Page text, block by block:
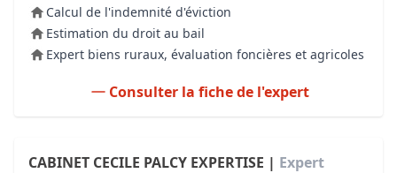
Calcul de l'indemnité d'éviction
Estimation du droit au bail
Expert biens ruraux, évaluation foncières et agricoles
Consulter la fiche de l'expert
CABINET CECILE PALCY EXPERTISE | Expert